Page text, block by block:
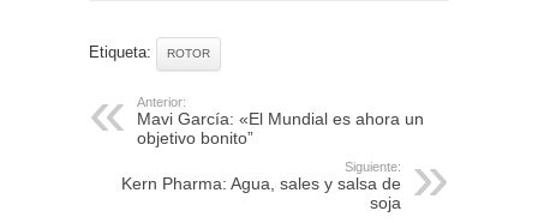
Etiqueta: ROTOR
Anterior:
Mavi García: «El Mundial es ahora un
objetivo bonito”
Siguiente:
Kern Pharma: Agua, sales y salsa de
soja